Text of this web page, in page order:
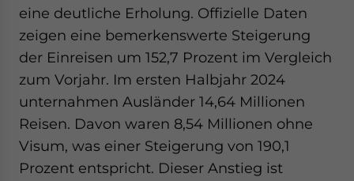
eine deutliche Erholung. Offizielle Daten
zeigen eine bemerkenswerte Steigerung
der Einreisen um 152,7 Prozent im Vergleich
zum Vorjahr. Im ersten Halbjahr 2024
unternahmen Ausländer 14,64 Millionen
Reisen. Davon waren 8,54 Millionen ohne
Visum, was einer Steigerung von 190,1
Prozent entspricht. Dieser Anstieg ist